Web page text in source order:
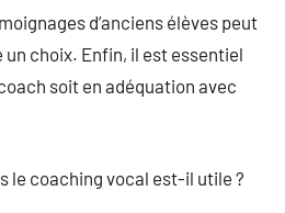
d’anciens élèves peut
choix. Enfin, il est essentiel
soit en adéquation avec
le coaching vocal est-il utile ?